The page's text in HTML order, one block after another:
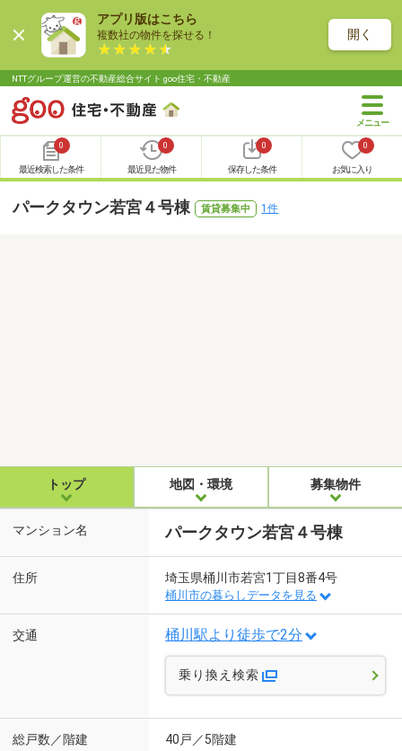
アプリ版はこちら
複数社の物件を探せる！ 開く
NTTグループ運営の不動産総合サイト goo住宅・不動産
0
最近検索した条件
0
最近見た物件
0
保存した条件
0
お気に入り
パークタウン若宮４号棟 賃貸募集中 1件
トップ 地図・環境 募集物件
マンション名 パークタウン若宮４号棟
住所 埼玉県桶川市若宮1丁目8番4号
桶川市の暮らしデータを見る
交通 桶川駅より徒歩で2分
乗り換え検索
総戸数／階建 40戸／5階建